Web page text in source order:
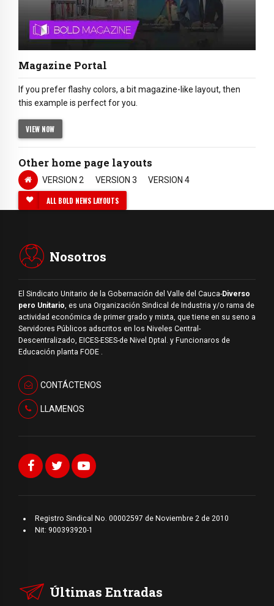
Magazine Portal
If you prefer flashy colors, a bit magazine-like layout, then
this example is perfect for you.
VIEW NOW
Other home page layouts
VERSION 2 VERSION 3 VERSION 4
ALL BOLD NEWS LAYOUTS
Nosotros
El Sindicato Unitario de la Gobernación del Valle del Cauca-Diverso
pero Unitario , es una Organización Sindical de Industria y/o rama de
actividad económica de primer grado y mixta, que tiene en su seno a
Servidores Públicos adscritos en los Niveles Central-
Descentralizado, EICES-ESES-de Nivel Dptal. y Funcionaros de
Educación planta FODE .
CONTÁCTENOS
LLAMENOS
Registro Sindical No. 00002597 de Noviembre 2 de 2010
Nit: 900393920-1
Últimas Entradas